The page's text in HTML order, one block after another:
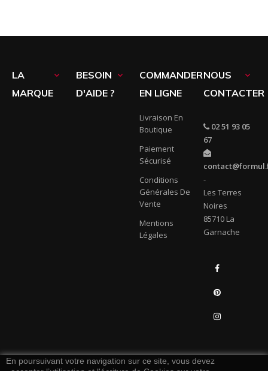
LA
MARQUE

BESOIN
D'AIDE ?

COMMANDER
EN LIGNE
Livraison En
Boutique
Paiement
Sécurisé
Conditions
Générales De
Vente
Mentions
Légales
NOUS
CONTACTER

02 51 93 05
67
-
Les Terres
Noires
85710 La
Garnache
En poursuivant votre navigation sur ce site, vous devez